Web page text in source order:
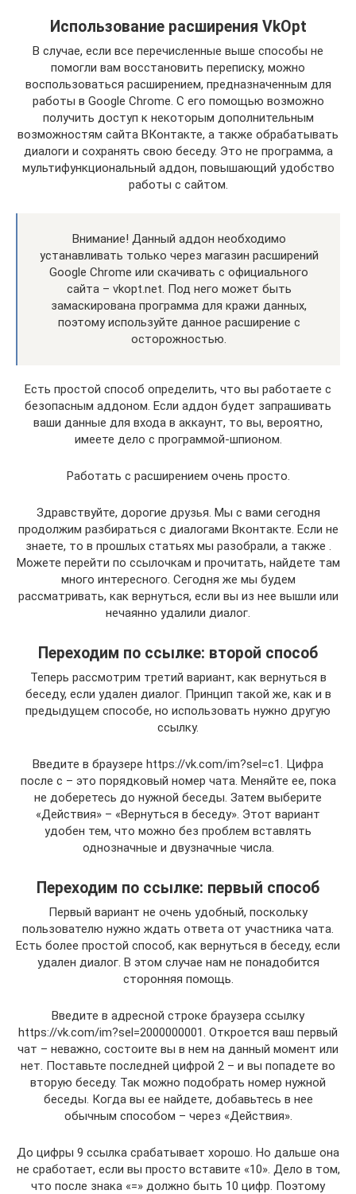
Использование расширения VkOpt
В случае, если все перечисленные выше способы не
помогли вам восстановить переписку, можно
воспользоваться расширением, предназначенным для
работы в Google Chrome. С его помощью возможно
получить доступ к некоторым дополнительным
возможностям сайта ВКонтакте, а также обрабатывать
диалоги и сохранять свою беседу. Это не программа, а
мультифункциональный аддон, повышающий удобство
работы с сайтом.
Внимание! Данный аддон необходимо
устанавливать только через магазин расширений
Google Chrome или скачивать с официального
сайта – vkopt.net. Под него может быть
замаскирована программа для кражи данных,
поэтому используйте данное расширение с
осторожностью.
Есть простой способ определить, что вы работаете с
безопасным аддоном. Если аддон будет запрашивать
ваши данные для входа в аккаунт, то вы, вероятно,
имеете дело с программой-шпионом.
Работать с расширением очень просто.
Здравствуйте, дорогие друзья. Мы с вами сегодня
продолжим разбираться с диалогами Вконтакте. Если не
знаете, то в прошлых статьях мы разобрали, а также .
Можете перейти по ссылочкам и прочитать, найдете там
много интересного. Сегодня же мы будем
рассматривать, как вернуться, если вы из нее вышли или
нечаянно удалили диалог.
Переходим по ссылке: второй способ
Теперь рассмотрим третий вариант, как вернуться в
беседу, если удален диалог. Принцип такой же, как и в
предыдущем способе, но использовать нужно другую
ссылку.
Введите в браузере https://vk.com/im?sel=c1. Цифра
после c – это порядковый номер чата. Меняйте ее, пока
не доберетесь до нужной беседы. Затем выберите
«Действия» – «Вернуться в беседу». Этот вариант
удобен тем, что можно без проблем вставлять
однозначные и двузначные числа.
Переходим по ссылке: первый способ
Первый вариант не очень удобный, поскольку
пользователю нужно ждать ответа от участника чата.
Есть более простой способ, как вернуться в беседу, если
удален диалог. В этом случае нам не понадобится
сторонняя помощь.
Введите в адресной строке браузера ссылку
https://vk.com/im?sel=2000000001. Откроется ваш первый
чат – неважно, состоите вы в нем на данный момент или
нет. Поставьте последней цифрой 2 – и вы попадете во
вторую беседу. Так можно подобрать номер нужной
беседы. Когда вы ее найдете, добавьтесь в нее
обычным способом – через «Действия».
До цифры 9 ссылка срабатывает хорошо. Но дальше она
не сработает, если вы просто вставите «10». Дело в том,
что после знака «=» должно быть 10 цифр. Поэтому